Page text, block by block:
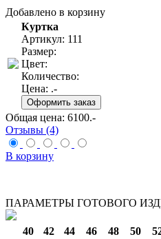
Добавлено в корзину
Куртка
Артикул: 111
Размер:
Цвет:
Количество:
Цена: .-
Общая цена: 6100.-
Отзывы (4)
В корзину
ПАРАМЕТРЫ ГОТОВОГО
40 42 44 46 48 50